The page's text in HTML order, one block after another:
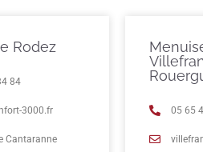
Rodez
84
3000.fr
Cantaranne
05 65